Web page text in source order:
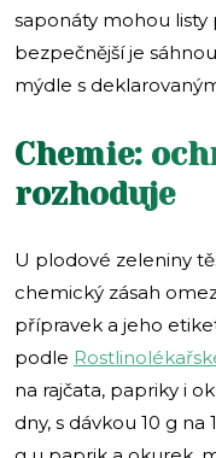
saponáty mohou listy
bezpečnější je
mýdle s
Chemie:
rozhoduje
U plodové zeleniny
chemický zásah
přípravek a jeho
podle
na rajčata, papriky i
dny, s dávkou 10 g na